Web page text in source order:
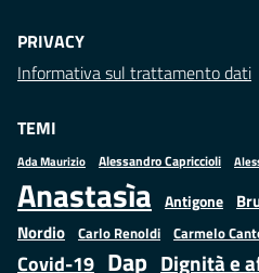
PRIVACY
Informativa sul trattamento dati
TEMI
Ada Maurizio Alessandro Capriccioli
Anastasìa Antigone
Nordio Carlo Renoldi Carmelo
Covid-19 Dap Dignità e